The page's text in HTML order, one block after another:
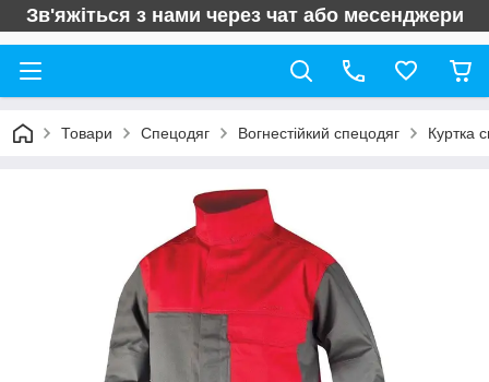
Зв'яжіться з нами через чат або месенджери
Товари Спецодяг Вогнестійкий спецодяг Куртка